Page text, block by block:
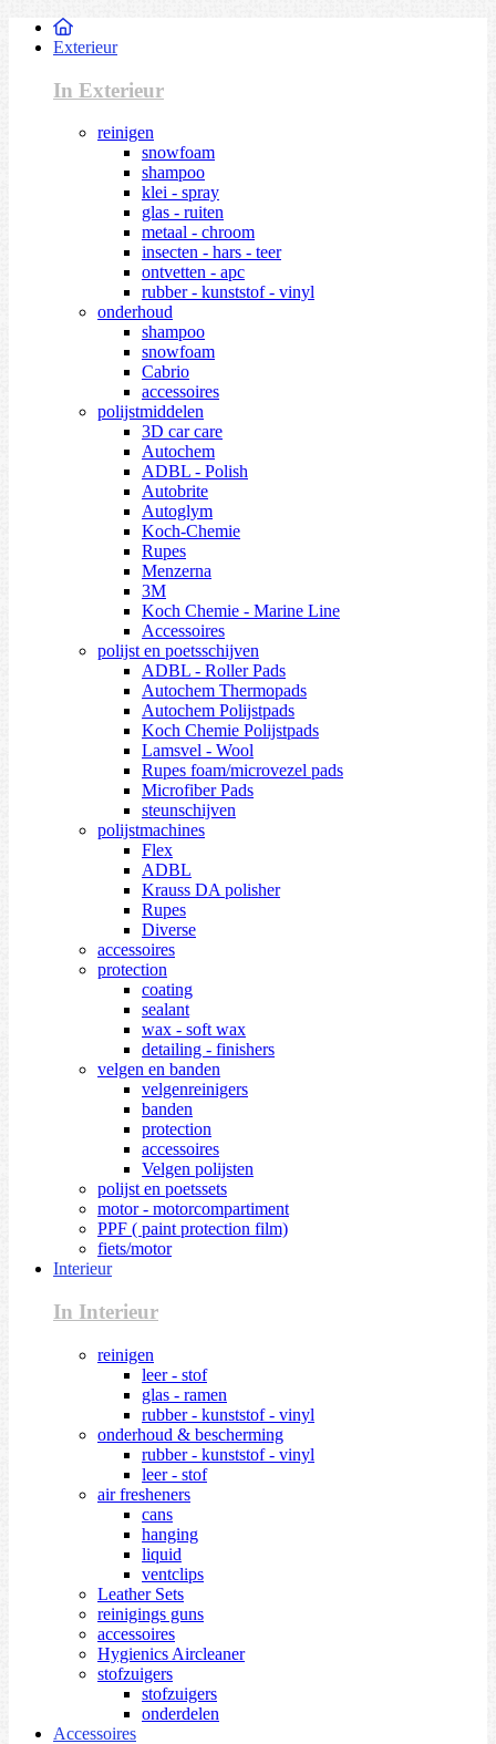
Exterieur
In Exterieur
reinigen
snowfoam
shampoo
klei - spray
glas - ruiten
metaal - chroom
insecten - hars - teer
ontvetten - apc
rubber - kunststof - vinyl
onderhoud
shampoo
snowfoam
Cabrio
accessoires
polijstmiddelen
3D car care
Autochem
ADBL - Polish
Autobrite
Autoglym
Koch-Chemie
Rupes
Menzerna
3M
Koch Chemie - Marine Line
Accessoires
polijst en poetsschijven
ADBL - Roller Pads
Autochem Thermopads
Autochem Polijstpads
Koch Chemie Polijstpads
Lamsvel - Wool
Rupes foam/microvezel pads
Microfiber Pads
steunschijven
polijstmachines
Flex
ADBL
Krauss DA polisher
Rupes
Diverse
accessoires
protection
coating
sealant
wax - soft wax
detailing - finishers
velgen en banden
velgenreinigers
banden
protection
accessoires
Velgen polijsten
polijst en poetssets
motor - motorcompartiment
PPF ( paint protection film)
fiets/motor
Interieur
In Interieur
reinigen
leer - stof
glas - ramen
rubber - kunststof - vinyl
onderhoud & bescherming
rubber - kunststof - vinyl
leer - stof
air fresheners
cans
hanging
liquid
ventclips
Leather Sets
reinigings guns
accessoires
Hygienics Aircleaner
stofzuigers
stofzuigers
onderdelen
Accessoires